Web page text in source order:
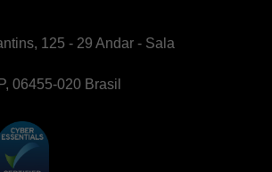
125 - 29 Andar - Sala
06455-020 Brasil